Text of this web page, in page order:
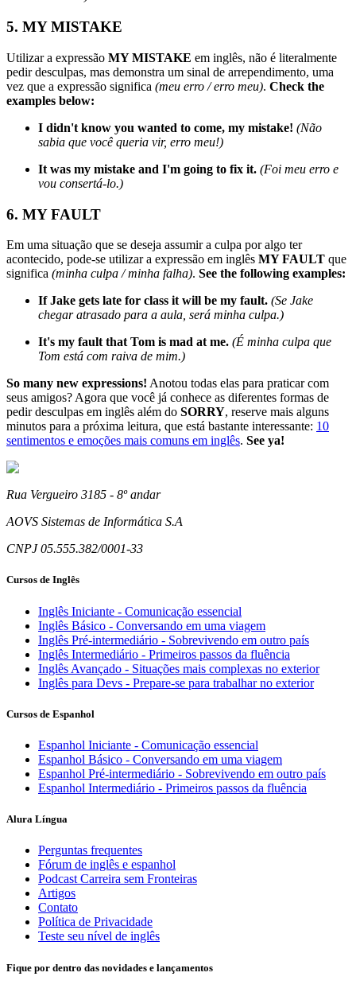
5. MY MISTAKE
Utilizar a expressão MY MISTAKE em inglês, não é literalmente
pedir desculpas, mas demonstra um sinal de arrependimento, uma
vez que a expressão significa (meu erro / erro meu). Check the
examples below:
I didn't know you wanted to come, my mistake! (Não
sabia que você queria vir, erro meu!)
It was my mistake and I'm going to fix it. (Foi meu erro e
vou consertá-lo.)
6. MY FAULT
Em uma situação que se deseja assumir a culpa por algo ter
acontecido, pode-se utilizar a expressão em inglês MY FAULT que
significa (minha culpa / minha falha). See the following examples:
If Jake gets late for class it will be my fault. (Se Jake
chegar atrasado para a aula, será minha culpa.)
It's my fault that Tom is mad at me. (É minha culpa que
Tom está com raiva de mim.)
So many new expressions! Anotou todas elas para praticar com
seus amigos? Agora que você já conhece as diferentes formas de
pedir desculpas em inglês além do SORRY, reserve mais alguns
minutos para a próxima leitura, que está bastante interessante: 10
sentimentos e emoções mais comuns em inglês. See ya!
Rua Vergueiro 3185 - 8º andar
AOVS Sistemas de Informática S.A
CNPJ 05.555.382/0001-33
Cursos de Inglês
Inglês Iniciante - Comunicação essencial
Inglês Básico - Conversando em uma viagem
Inglês Pré-intermediário - Sobrevivendo em outro país
Inglês Intermediário - Primeiros passos da fluência
Inglês Avançado - Situações mais complexas no exterior
Inglês para Devs - Prepare-se para trabalhar no exterior
Cursos de Espanhol
Espanhol Iniciante - Comunicação essencial
Espanhol Básico - Conversando em uma viagem
Espanhol Pré-intermediário - Sobrevivendo em outro país
Espanhol Intermediário - Primeiros passos da fluência
Alura Língua
Perguntas frequentes
Fórum de inglês e espanhol
Podcast Carreira sem Fronteiras
Artigos
Contato
Política de Privacidade
Teste seu nível de inglês
Fique por dentro das novidades e lançamentos